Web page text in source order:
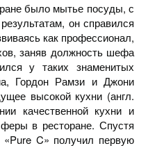
было мытье посуды, с
он справился
как профессионал,
заняв должность шефа
у таких знаменитых
Гордон Рамзи и Джони
высокой кухни (англ.
качественной кухни и
в ресторане. Спустя
«Pure C» получил первую